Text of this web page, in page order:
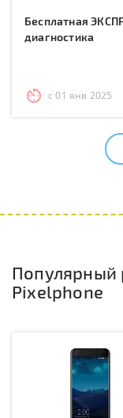
Бесплатная
диагностика
с 01 янв 2025
Популярный
Pixelphone